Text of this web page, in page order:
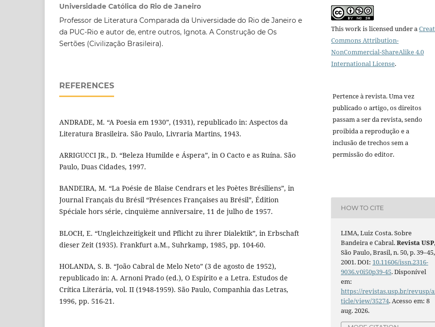
Universidade Católica do Rio de Janeiro
Professor de Literatura Comparada da Universidade do Rio de Janeiro e
da PUC-Rio e autor de, entre outros, Ignota. A Construção de Os
Sertões (Civilização Brasileira).
REFERENCES
ANDRADE, M. “A Poesia em 1930”, (1931), republicado in: Aspectos da
Literatura Brasileira. São Paulo, Livraria Martins, 1943.
ARRIGUCCI JR., D. “Beleza Humilde e Áspera”, in O Cacto e as Ruína. São
Paulo, Duas Cidades, 1997.
BANDEIRA, M. “La Poésie de Blaise Cendrars et les Poètes Brésiliens”, in
Journal Français du Brésil “Présences Françaises au Brésil”, Édition
Spéciale hors série, cinquième anniversaire, 11 de julho de 1957.
BLOCH, E. “Ungleichzeitigkeit und Pflicht zu ihrer Dialektik”, in Erbschaft
dieser Zeit (1935). Frankfurt a.M., Suhrkamp, 1985, pp. 104-60.
HOLANDA, S. B. “João Cabral de Melo Neto” (3 de agosto de 1952),
republicado in: A. Arnoni Prado (ed.), O Espírito e a Letra. Estudos de
Crítica Literária, vol. II (1948-1959). São Paulo, Companhia das Letras,
1996, pp. 516-21.
This work is licensed under a
Commons Attribution-
NonCommercial-ShareAlike 4.0
International License.
Pertence à revista. Uma vez
publicado o artigo, os direitos
passam a ser da revista, sendo
proibida a reprodução e a
inclusão de trechos sem a
permissão do editor.
HOW TO CITE
LIMA, Luiz Costa. Sobre
Bandeira e Cabral.Revista USP
São Paulo, Brasil, n. 50, p. 39–45,
2001. DOI: 10.11606/issn.2316-
9036.v0i50p39-45. Disponível
em:
https://revistas.usp.br/revusp/
ticle/view/35274. Acesso em: 8
aug. 2026.